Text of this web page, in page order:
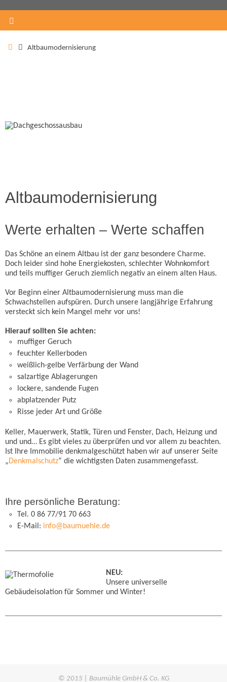
Altbaumodernisierung
Altbaumodernisierung
Werte erhalten – Werte schaffen
Das Schöne an einem Altbau ist der ganz besondere Charme.
Doch leider sind hohe Energiekosten, schlechter Wohnkomfort
und teils muffiger Geruch ziemlich negativ an einem alten Haus.
Vor Beginn einer Altbaumodernisierung muss man die
Schwachstellen aufspüren. Durch unsere langjährige Erfahrung
versteckt sich kein Mangel mehr vor uns!
Hierauf sollten Sie achten:
muffiger Geruch
feuchter Kellerboden
weißlich-gelbe Verfärbung der Wand
salzartige Ablagerungen
lockere, sandende Fugen
abplatzender Putz
Risse jeder Art und Größe
Keller, Mauerwerk, Statik, Türen und Fenster, Dach, Heizung und
und und… Es gibt vieles zu überprüfen und vor allem zu beachten.
Ist Ihre Immobilie denkmalgeschützt haben wir auf unserer Seite
„Denkmalschutz“ die wichtigsten Daten zusammengefasst.
Ihre persönliche Beratung:
Tel. 0 86 77/91 70 663
E-Mail: info@baumuehle.de
NEU:
Unsere universelle
Gebäudeisolation für Sommer und Winter!
© 2015 | Baumühle GmbH & Co. KG